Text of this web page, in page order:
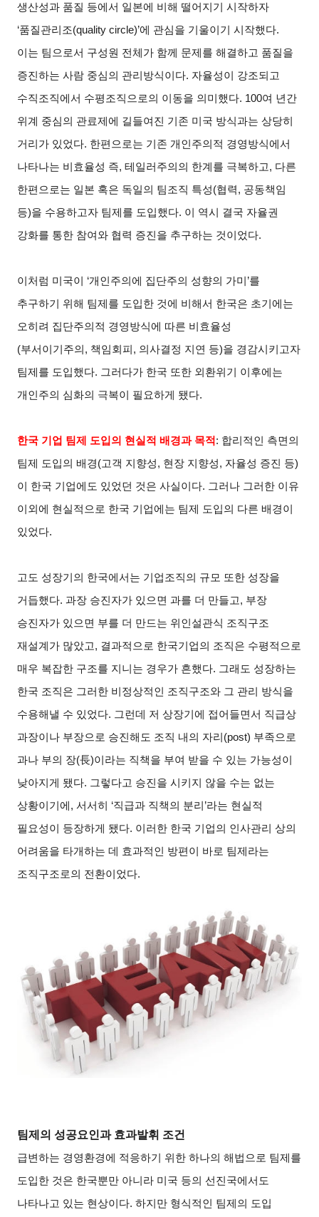
생산성과 품질 등에서 일본에 비해 떨어지기 시작하자
‘품질관리조(quality circle)’에 관심을 기울이기 시작했다.
이는 팀으로서 구성원 전체가 함께 문제를 해결하고 품질을
증진하는 사람 중심의 관리방식이다. 자율성이 강조되고
수직조직에서 수평조직으로의 이동을 의미했다. 100여 년간
위계 중심의 관료제에 길들여진 기존 미국 방식과는 상당히
거리가 있었다. 한편으로는 기존 개인주의적 경영방식에서
나타나는 비효율성 즉, 테일러주의의 한계를 극복하고, 다른
한편으로는 일본 혹은 독일의 팀조직 특성(협력, 공동책임
등)을 수용하고자 팀제를 도입했다. 이 역시 결국 자율권
강화를 통한 참여와 협력 증진을 추구하는 것이었다.
이처럼 미국이 ‘개인주의에 집단주의 성향의 가미’를
추구하기 위해 팀제를 도입한 것에 비해서 한국은 초기에는
오히려 집단주의적 경영방식에 따른 비효율성
(부서이기주의, 책임회피, 의사결정 지연 등)을 경감시키고자
팀제를 도입했다. 그러다가 한국 또한 외환위기 이후에는
개인주의 심화의 극복이 필요하게 됐다.
한국 기업 팀제 도입의 현실적 배경과 목적: 합리적인 측면의
팀제 도입의 배경(고객 지향성, 현장 지향성, 자율성 증진 등)
이 한국 기업에도 있었던 것은 사실이다. 그러나 그러한 이유
이외에 현실적으로 한국 기업에는 팀제 도입의 다른 배경이
있었다.
고도 성장기의 한국에서는 기업조직의 규모 또한 성장을
거듭했다. 과장 승진자가 있으면 과를 더 만들고, 부장
승진자가 있으면 부를 더 만드는 위인설관식 조직구조
재설계가 많았고, 결과적으로 한국기업의 조직은 수평적으로
매우 복잡한 구조를 지니는 경우가 흔했다. 그래도 성장하는
한국 조직은 그러한 비정상적인 조직구조와 그 관리 방식을
수용해낼 수 있었다. 그런데 저 상장기에 접어들면서 직급상
과장이나 부장으로 승진해도 조직 내의 자리(post) 부족으로
과나 부의 장(長)이라는 직책을 부여 받을 수 있는 가능성이
낮아지게 됐다. 그렇다고 승진을 시키지 않을 수는 없는
상황이기에, 서서히 ‘직급과 직책의 분리’라는 현실적
필요성이 등장하게 됐다. 이러한 한국 기업의 인사관리 상의
어려움을 타개하는 데 효과적인 방편이 바로 팀제라는
조직구조로의 전환이었다.
팀제의 성공요인과 효과발휘 조건
급변하는 경영환경에 적응하기 위한 하나의 해법으로 팀제를
도입한 것은 한국뿐만 아니라 미국 등의 선진국에서도
나타나고 있는 현상이다.하지만 형식적인 팀제의 도입